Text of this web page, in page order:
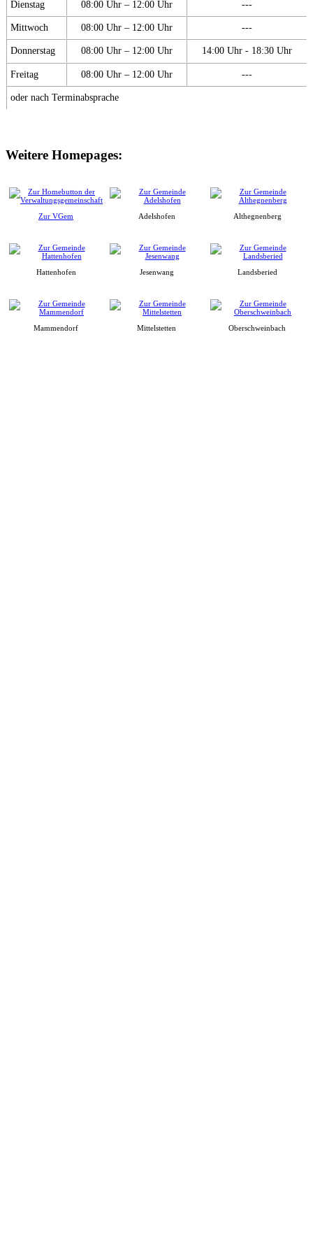
Dienstag 08:00 Uhr – 12:00 Uhr ---
Mittwoch 08:00 Uhr – 12:00 Uhr ---
Donnerstag 08:00 Uhr – 12:00 Uhr 14:00 Uhr - 18:30 Uhr
Freitag 08:00 Uhr – 12:00 Uhr ---
oder nach Terminabsprache
Weitere Homepages:
Zur VGem Adelshofen Althegnenberg
Hattenhofen Jesenwang Landsberied
Mammendorf Mittelstetten Oberschweinbach